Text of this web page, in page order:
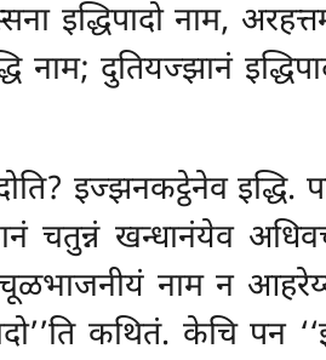
इद्धिपादो नाम,
नाम; दुतियज्झानं
इज्झनकट्ठेनेव इद्धि.
चतुन्नं खन्धानंयेव
नाम न
कथितं. केचि पन